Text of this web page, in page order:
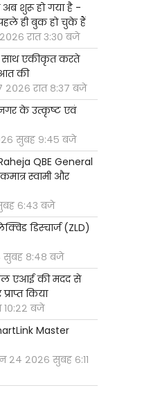
शुरू हो गया है -
ही बुक हो चुके हैं
रात ३:३० बजे
साथ एकीकृत करते
की
रात ८:३७ बजे
के उत्कृष्ट एवं
सुबह ९:४५ बजे
QBE General
स्वामी और
६:४३ बजे
डिस्चार्ज (ZLD)
सुबह ८:४८ बजे
एआई की मदद से
किया
बजे
Master
२४ २०२६ सुबह ६:११